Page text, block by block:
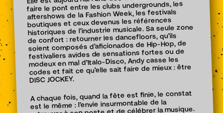
faire le pont entre les clubs undergrounds, les
aftershows de la Fashion Week, les festivals
boutiques et ceux devenus les références
historiques de l’industrie musicale. Sa seule zone
de confort : retourner les dancefloors, qu’ils
soient composés d’aficionados de Hip-Hop, de
festivaliers avides de sensations fortes ou de
modeux en mal d’Italo-Disco, Andy casse les
codes et fait ce qu’elle sait faire de mieux : être
DISC JOCKEY.
A chaque fois, quand la fête est finie, le constat
est le même : l’envie insurmontable de la